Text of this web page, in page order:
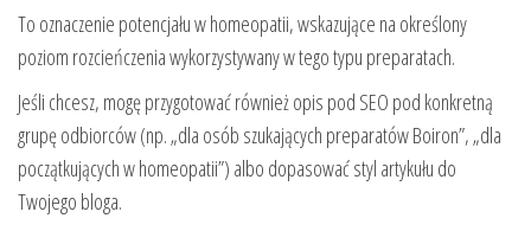
To oznaczenie potencjału w homeopatii, wskazujące na określony
poziom rozcieńczenia wykorzystywany w tego typu preparatach.
Jeśli chcesz, mogę przygotować również opis pod SEO pod konkretną
grupę odbiorców (np. „dla osób szukających preparatów Boiron”, „dla
początkujących w homeopatii”) albo dopasować styl artykułu do
Twojego bloga.